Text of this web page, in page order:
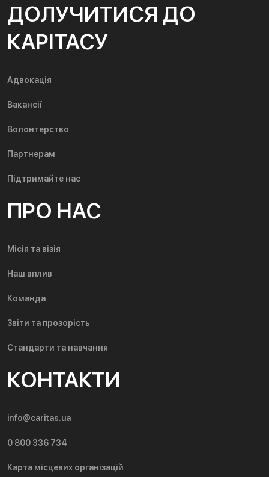
ДОЛУЧИТИСЯ ДО
КАРІТАСУ
Адвокація
Вакансії
Волонтерство
Партнерам
Підтримайте нас
ПРО НАС
Місія та візія
Наш вплив
Команда
Звіти та прозорість
Стандарти та навчання
КОНТАКТИ
info@caritas.ua
0 800 336 734
Карта місцевих організацій